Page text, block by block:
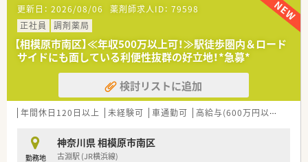
更新日： 2026/08/06 薬剤師求人ID： 79598
正社員
調剤薬局
【相模原市南区】≪年収500万以上可！≫駅徒歩圏内＆ロード
サイドにも面している利便性抜群の好立地！*急募*
検討リストに追加
年間休日120日以上 未経験可 車通勤可 高給与(600万円以上)
勤務地
神奈川県 相模原市南区
古淵駅 (JR横浜線)